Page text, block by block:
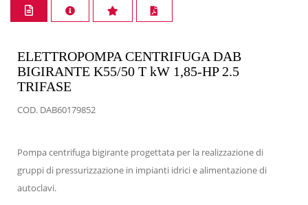
ELETTROPOMPA CENTRIFUGA DAB
BIGIRANTE K55/50 T kW 1,85-HP 2.5
TRIFASE
COD. DAB60179852
Pompa centrifuga bigirante progettata per la realizzazione di
gruppi di pressurizzazione in impianti idrici e alimentazione di
autoclavi.